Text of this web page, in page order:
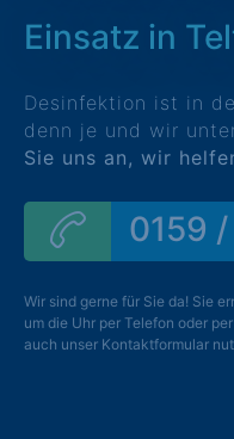
Einsatz in
Desinfektion ist in
denn je und wir
Sie uns an, wir
0159
Wir sind gerne für Sie da! Sie
um die Uhr per Telefon oder per
auch unser Kontaktformular